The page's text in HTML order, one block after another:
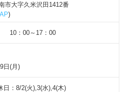
市大字久米沢田1412番
)
日(月)
10：00～17：00
日：8/2(火),3(水),4(木)